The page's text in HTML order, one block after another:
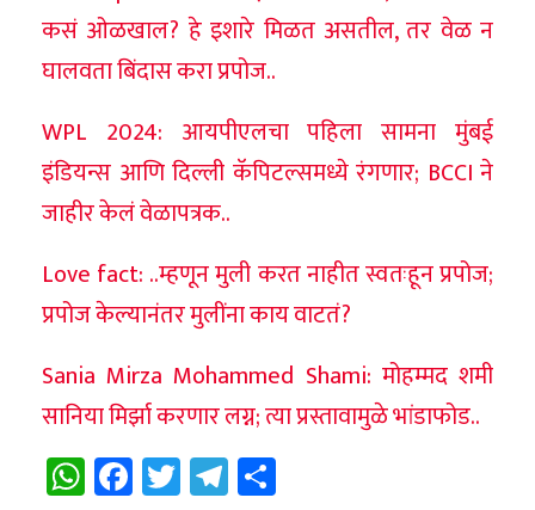
कसं ओळखाल? हे इशारे मिळत असतील, तर वेळ न
घालवता बिंदास करा प्रपोज..
WPL 2024: आयपीएलचा पहिला सामना मुंबई
इंडियन्स आणि दिल्ली कॅपिटल्समध्ये रंगणार; BCCI ने
जाहीर केलं वेळापत्रक..
Love fact: ..म्हणून मुली करत नाहीत स्वतःहून प्रपोज;
प्रपोज केल्यानंतर मुलींना काय वाटतं?
Sania Mirza Mohammed Shami: मोहम्मद शमी
सानिया मिर्झा करणार लग्न; त्या प्रस्तावामुळे भांडाफोड..
WhatsApp
Facebook
TwitterTelegram